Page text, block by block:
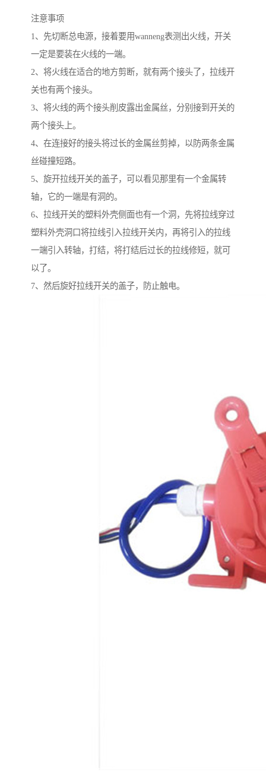
注意事项
1、先切断总电源，接着要用wanneng表测出火线，开关
一定是要装在火线的一端。
2、将火线在适合的地方剪断，就有两个接头了，拉线开
关也有两个接头。
3、将火线的两个接头削皮露出金属丝，分别接到开关的
两个接头上。
4、在连接好的接头将过长的金属丝剪掉，以防两条金属
丝碰撞短路。
5、旋开拉线开关的盖子，可以看见那里有一个金属转
轴，它的一端是有洞的。
6、拉线开关的塑料外壳侧面也有一个洞，先将拉线穿过
塑料外壳洞口将拉线引入拉线开关内，再将引入的拉线
一端引入转轴，打结，将打结后过长的拉线修短，就可
以了。
7、然后旋好拉线开关的盖子，防止触电。